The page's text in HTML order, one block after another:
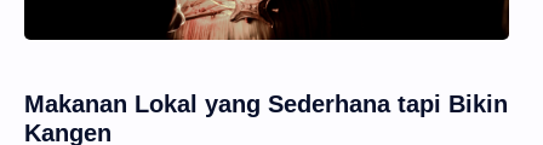
Makanan Lokal yang Sederhana tapi Bikin
Kangen